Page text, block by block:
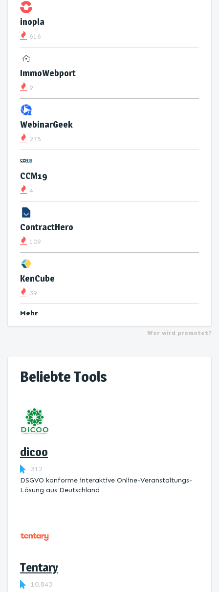
inopla
616
ImmoWebport
9
WebinarGeek
275
CCM19
4
ContractHero
109
KenCube
39
Mehr
Wer wird promotet?
Beliebte Tools
dicoo
312
DSGVO konforme interaktive Online-Veranstaltungs-
Lösung aus Deutschland
Tentary
10.843